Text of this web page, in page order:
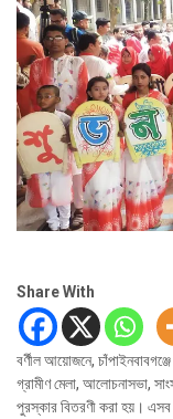
Share With
বর্ণীল আয়োজনে,
গ্রামীণ মেলা, আলোচনাসভা,
পুরস্কার বিতরণী করা হয়। এসব